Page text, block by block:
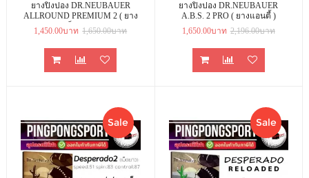
ยางปิงปอง DR.NEUBAUER
ALLROUND PREMIUM 2 ( ยาง
เม็ดยาว )
1,450.00บาท 1,650.00บาท
ยางปิงปอง DR.NEUBAUER
A.B.S. 2 PRO ( ยางแอนตี้ )
1,650.00บาท 2,196.00บาท
Sale Sale